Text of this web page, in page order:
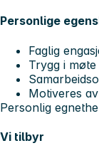
Personlige
Faglig
Trygg i
Motiveres
Personlig
Vi tilbyr